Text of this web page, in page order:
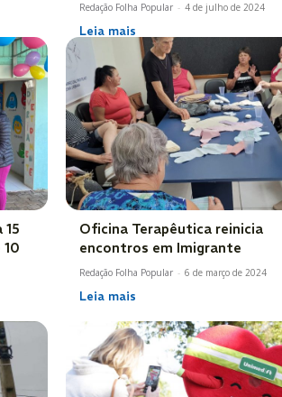
Redação Folha Popular - 4 de julho de 2024
Leia mais
Oficina Terapêutica reinicia
encontros em Imigrante
Redação Folha Popular - 6 de março de 2024
Leia mais